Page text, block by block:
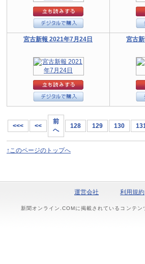
宮古新報 2021年7月24日 宮古
<<< <<
前
へ
128 129 130
↑このページのトップへ
運営会社 利用規約
新聞オンライン.COMに掲載されているコンテ